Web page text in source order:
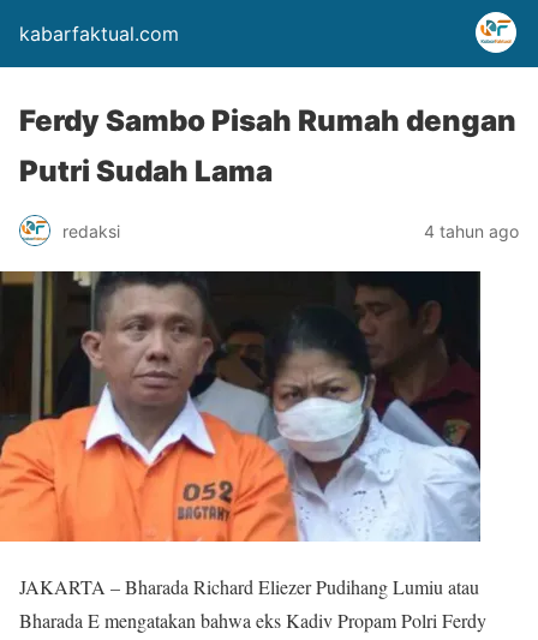
kabarfaktual.com
Ferdy Sambo Pisah Rumah dengan
Putri Sudah Lama
redaksi 4 tahun ago
JAKARTA – Bharada Richard Eliezer Pudihang Lumiu atau
Bharada E mengatakan bahwa eks Kadiv Propam Polri Ferdy